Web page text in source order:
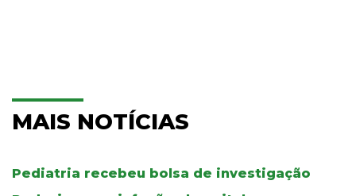
MAIS NOTÍCIAS
Pediatria recebeu bolsa de investigação